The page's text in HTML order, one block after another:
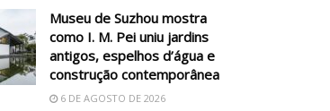
Museu de Suzhou mostra
como I. M. Pei uniu jardins
antigos, espelhos d’água e
construção contemporânea
6 DE AGOSTO DE 2026